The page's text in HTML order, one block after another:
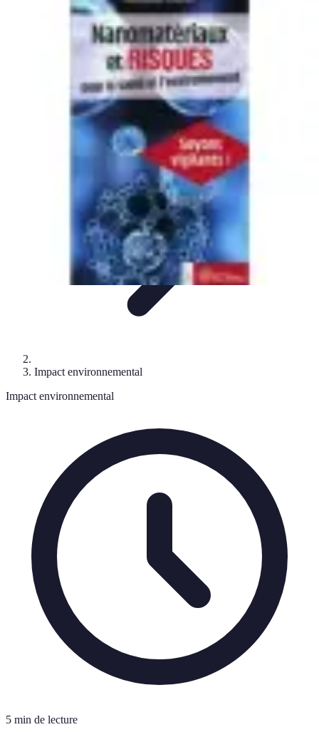
Impact environnementalÉconomie et
Utilisation et entretien Pratiques et Conseils
Impact environnemental
Impact environnemental
5 min de lecture